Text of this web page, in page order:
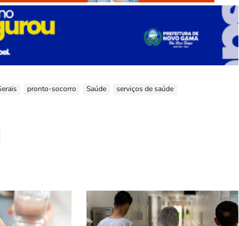
pronto-socorro Saúde
serviços de saúde